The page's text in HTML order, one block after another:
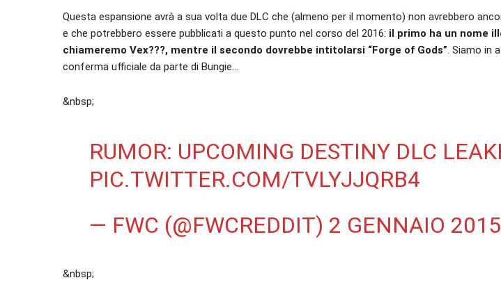
Questa espansione avrà a sua volta due DLC che (almeno per il momento) non avrebbero
e che potrebbero essere pubblicati a questo punto nel corso del 2016: il primo ha un nome
chiameremo Vex???, mentre il secondo dovrebbe intitolarsi “Forge of Gods”. Siamo in
conferma ufficiale da parte di Bungie…
&nbsp;
RUMOR: UPCOMING DESTINY DLC
PIC.TWITTER.COM/TVLYJJQRB4
— FWC (@FWCREDDIT) 2 GENNAIO 2015
&nbsp;